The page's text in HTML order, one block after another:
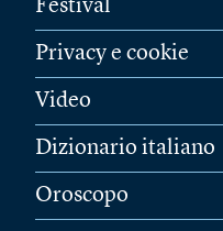
Festival
Privacy e cookie
Video
Dizionario italiano
Oroscopo